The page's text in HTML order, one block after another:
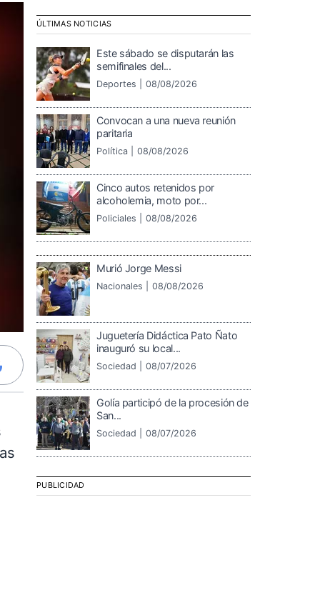
ÚLTIMAS NOTICIAS
Este sábado se disputarán las
semifinales del...
Deportes | 08/08/2026
Convocan a una nueva reunión
paritaria
Política | 08/08/2026
Cinco autos retenidos por
alcoholemia, moto por...
Policiales | 08/08/2026
Murió Jorge Messi
Nacionales | 08/08/2026
Juguetería Didáctica Pato Ñato
inauguró su local...
Sociedad | 08/07/2026
Golía participó de la procesión de
San...
Sociedad | 08/07/2026
PUBLICIDAD